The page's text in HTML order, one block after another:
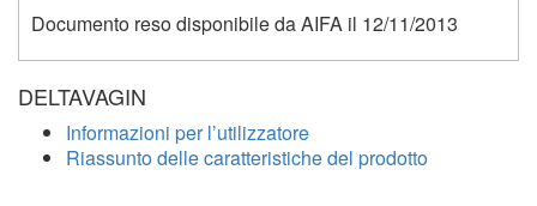
Documento reso disponibile da AIFA il 12/11/2013
DELTAVAGIN
Informazioni per l’utilizzatore
Riassunto delle caratteristiche del prodotto